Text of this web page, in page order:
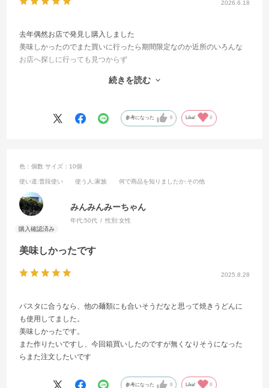
2026.6.18
去年偶然お店で発見し購入しました
美味しかったのでまた買いに行ったら期間限定なのか近所のいろんな
お店へ探しに行っても見つからず
サイトを見つけ即購入しました続きを読む
参考になった 0 Like! 0
2025.8.28
美味しかったです
色：個数 サイズ：10個
使い道:普段使い 使う人 :家族 何で商品を知りましたか:その他
みんみんみーちゃん
年代:50代 性別:女性
パスタに合うなら、他の麺類にも合いそうだなと思って焼きうどんに
も使用してました。
美味しかったです。
また作りたいですし、今回箱買いしたのですが無くなりそうになった
らまた注文したいです
参考になった 0 Like! 0